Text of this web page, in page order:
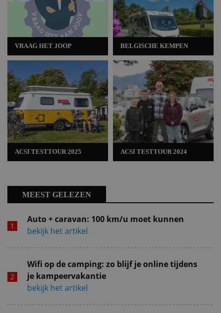
VRAAG HET JOOP
ACSI TESTTOUR 2025
BELGISCHE KEMPEN
ACSI TESTTOUR 2024
MEEST GELEZEN
Auto + caravan: 100 km/u moet kunnen
bekijk het artikel
Wifi op de camping: zo blijf je online tijdens
je kampeervakantie
bekijk het artikel